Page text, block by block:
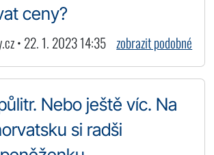
ceny?
• 22. 1. 2023 14:35 zobrazit podobné
Nebo ještě víc. Na
si radši